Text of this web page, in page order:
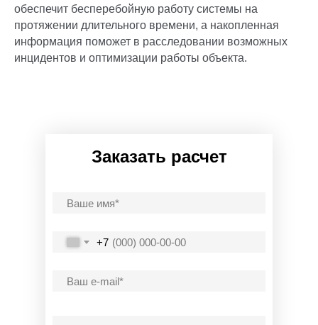
обеспечит бесперебойную работу системы на
протяжении длительного времени, а накопленная
информация поможет в расследовании возможных
инцидентов и оптимизации работы объекта.
+7
Заказать расчет